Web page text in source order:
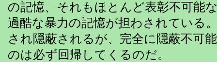
の記憶、それもほとんど表彰不可能
過酷な暴力の記憶が担わされている
され隠蔽されるが、完全に隠蔽不可
のは必ず回帰してくるのだ。